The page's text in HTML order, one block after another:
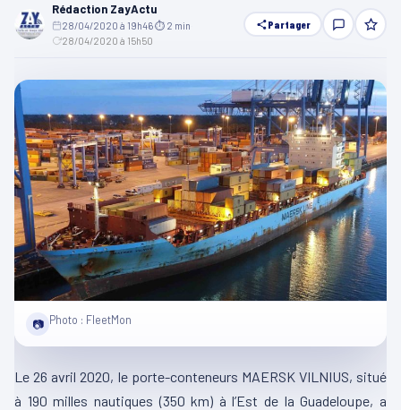
Rédaction ZayActu
28/04/2020 à 19h46⏱ 2 min
28/04/2020 à 15h50
Partager
📷 Photo : FleetMon
Le 26 avril 2020, le porte-conteneurs MAERSK VILNIUS, situé
à 190 milles nautiques (350 km) à l’Est de la Guadeloupe, a